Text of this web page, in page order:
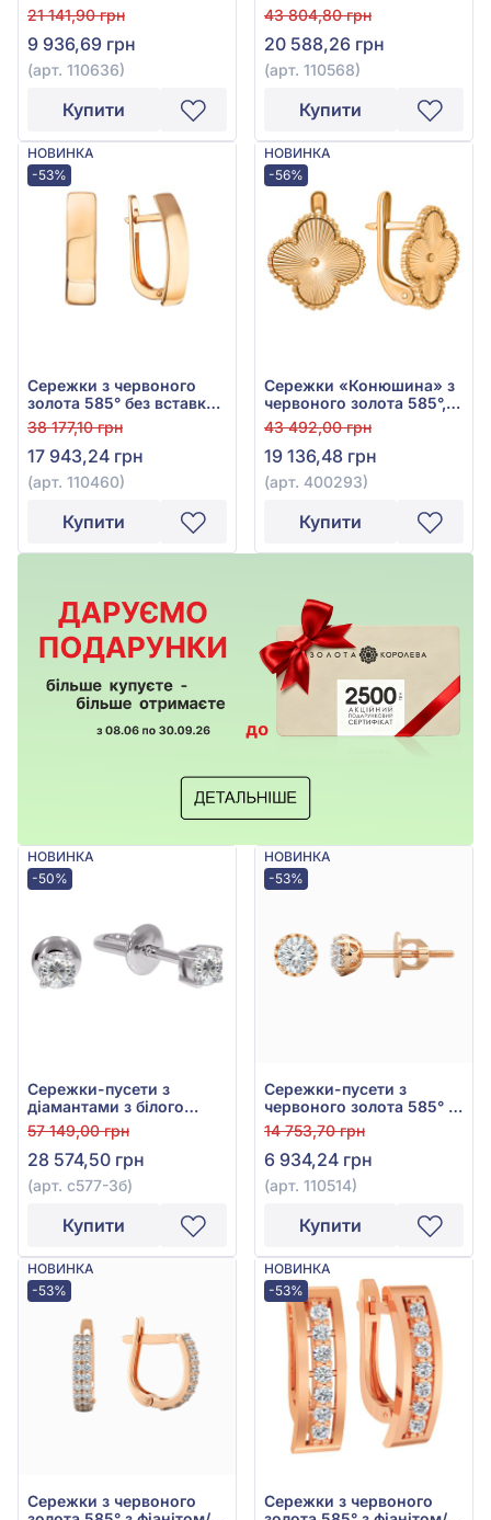
арт. 110636
21 141,90 грн
9 936,69 грн
(арт. 110636)
Купити
110568
43 804,80 грн
20 588,26 грн
(арт. 110568)
Купити
НОВИНКА
-53%
Сережки з червоного
золота 585° без вставки,
арт. 110460
38 177,10 грн
17 943,24 грн
(арт. 110460)
Купити
НОВИНКА
-56%
Сережки «Конюшина» з
червоного золота 585°,
без вставки, арт. 400293
43 492,00 грн
19 136,48 грн
(арт. 400293)
Купити
НОВИНКА
-50%
Сережки-пусети з
діамантами з білого
золота 585°, Діамант
0,19ct, арт. с577-3б
57 149,00 грн
28 574,50 грн
(арт. с577-3б)
Купити
НОВИНКА
-53%
Сережки-пусети з
червоного золота 585° з
фіанітом/куб.цирконієм,
арт. 110514
14 753,70 грн
6 934,24 грн
(арт. 110514)
Купити
НОВИНКА
-53%
Сережки з червоного
НОВИНКА
-53%
Сережки з червоного